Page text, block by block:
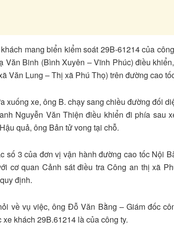
mang biển kiểm soát 29B-61214 của
Văn Binh (Bình Xuyên – Vĩnh Phúc) điều
Văn Lung – Thị xã Phú Thọ) trên đường cao
xuống xe, ông B. chạy sang chiều đường đối
Nguyễn Văn Thiện điều khiển đi phía sau
quả, ông Bản tử vong tại chỗ.
số 3 của đơn vị vận hành đường cao tốc Nội
cơ quan Cảnh sát điều tra Công an thị xã
định.
về vụ việc, ông Đỗ Văn Bằng – Giám đốc
xe khách 29B.61214 là của công ty.